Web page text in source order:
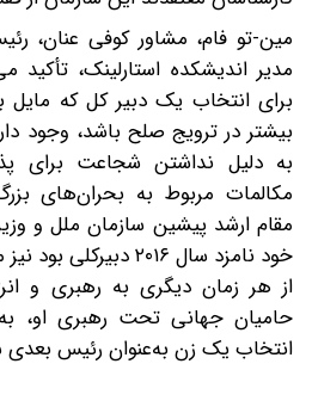
مین-تو فام، مشاور کوفی عنان،
مدیر اندیشکده استارلینک، تأکید
برای انتخاب یک دبیر کل که
بیشتر در ترویج صلح باشد، وجود
به دلیل نداشتن شجاعت برای
مکالمات مربوط به بحران‌های
مقام ارشد پیشین سازمان ملل و
خود نامزد سال ۲۰۱۶
از هر زمان دیگری به رهبری و
حامیان جهانی تحت رهبری او،
انتخاب یک زن به‌عنوان رئیس بعدی